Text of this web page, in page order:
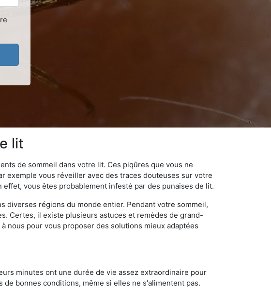
lit
de sommeil dans votre lit. Ces piqûres que vous ne
exemple vous réveiller avec des traces douteuses sur votre
effet, vous êtes probablement infesté par des punaises de lit.
diverses régions du monde entier. Pendant votre sommeil,
Certes, il existe plusieurs astuces et remèdes de grand-
nous pour vous proposer des solutions mieux adaptées
minutes ont une durée de vie assez extraordinaire pour
de bonnes conditions, même si elles ne s'alimentent pas.